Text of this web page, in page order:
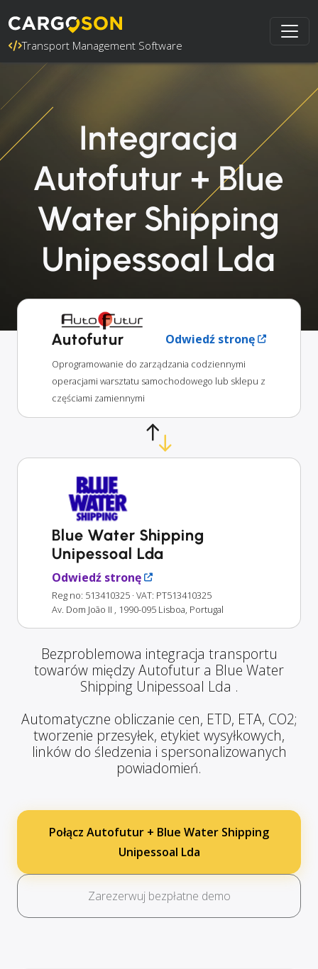
Transport Management Software
Integracja
Autofutur + Blue
Water Shipping
Unipessoal Lda
Autofutur Odwiedź stronę
Oprogramowanie do zarządzania codziennymi
operacjami warsztatu samochodowego lub sklepu z
częściami zamiennymi
Blue Water Shipping
Unipessoal Lda
Odwiedź stronę
Reg no: 513410325 · VAT: PT513410325
Av. Dom João II , 1990-095 Lisboa, Portugal
Bezproblemowa integracja transportu
towarów między Autofutur a Blue Water
Shipping Unipessoal Lda .
Automatyczne obliczanie cen, ETD, ETA, CO2;
tworzenie przesyłek, etykiet wysyłkowych,
linków do śledzenia i spersonalizowanych
powiadomień.
Połącz Autofutur + Blue Water Shipping
Unipessoal Lda
Zarezerwuj bezpłatne demo